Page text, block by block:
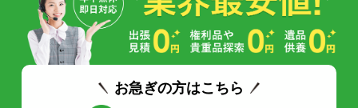
お急ぎの方はこちら